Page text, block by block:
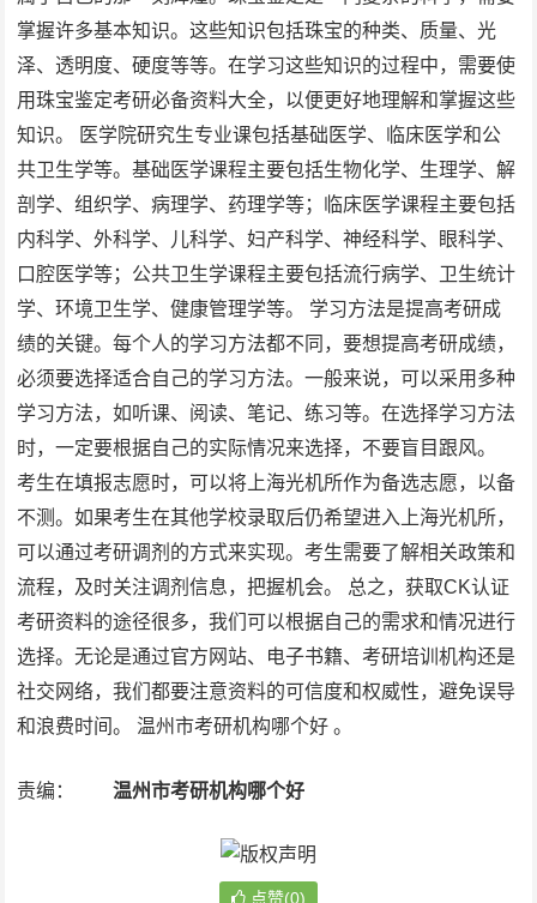
掌握许多基本知识。这些知识包括珠宝的种类、质量、光
泽、透明度、硬度等等。在学习这些知识的过程中，需要使
用珠宝鉴定考研必备资料大全，以便更好地理解和掌握这些
知识。 医学院研究生专业课包括基础医学、临床医学和公
共卫生学等。基础医学课程主要包括生物化学、生理学、解
剖学、组织学、病理学、药理学等；临床医学课程主要包括
内科学、外科学、儿科学、妇产科学、神经科学、眼科学、
口腔医学等；公共卫生学课程主要包括流行病学、卫生统计
学、环境卫生学、健康管理学等。 学习方法是提高考研成
绩的关键。每个人的学习方法都不同，要想提高考研成绩，
必须要选择适合自己的学习方法。一般来说，可以采用多种
学习方法，如听课、阅读、笔记、练习等。在选择学习方法
时，一定要根据自己的实际情况来选择，不要盲目跟风。
考生在填报志愿时，可以将上海光机所作为备选志愿，以备
不测。如果考生在其他学校录取后仍希望进入上海光机所，
可以通过考研调剂的方式来实现。考生需要了解相关政策和
流程，及时关注调剂信息，把握机会。 总之，获取CK认证
考研资料的途径很多，我们可以根据自己的需求和情况进行
选择。无论是通过官方网站、电子书籍、考研培训机构还是
社交网络，我们都要注意资料的可信度和权威性，避免误导
和浪费时间。 温州市考研机构哪个好 。
责编： 温州市考研机构哪个好
点赞(0)